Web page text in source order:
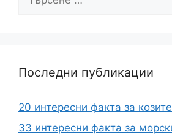
Последни публикации
20 интересни факта за козите
33 интересни факта за